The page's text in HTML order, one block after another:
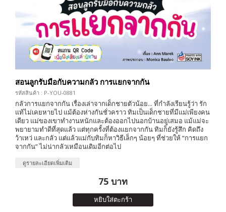
สอนลูกรับมือกับความกลัว การแยกจากกัน
รหัสสินค้า : P-YOU-0881
กลัวการแยกจากกัน เรื่องเล่าจากเด็กชายตัวน้อย... ที่กำลังเรียนรู้ว่า รัก
แท้ไม่เคยหายไป แม้ต้องห่างกันชั่วคราว ทิมเป็นเด็กชายที่มีแม่เพียงคน
เดียว แม่ของเขาทำงานหนักและต้องออกไปนอกบ้านอยู่เสมอ แม้แม่จะ
พยายามทำดีที่สุดแล้ว แต่ทุกครั้งที่ต้องแยกจากกัน ทิมก็ยังรู้สึก คิดถึง
ว้าเหว่ และกลัว แต่แล้วแม่กับทิมก็หาวิธีเล็กๆ น้อยๆ ที่ช่วยให้ “การแยก
จากกัน” ไม่น่ากลัวเหมือนเดิมอีกต่อไป
ดูรายละเอียดเพิ่มเติม
75 บาท
หยิบใส่ตะกร้า